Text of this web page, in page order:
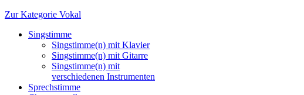
Zur Kategorie Vokal
Singstimme
Singstimme(n) mit Klavier
Singstimme(n) mit Gitarre
Singstimme(n) mit
verschiedenen Instrumenten
Sprechstimme